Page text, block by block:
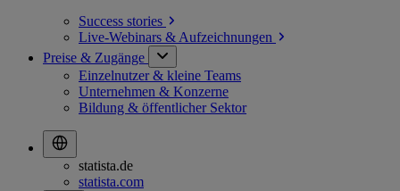
Success stories
Live-Webinars & Aufzeichnungen
Preise & Zugänge
Einzelnutzer & kleine Teams
Unternehmen & Konzerne
Bildung & öffentlicher Sektor
statista.de
statista.com